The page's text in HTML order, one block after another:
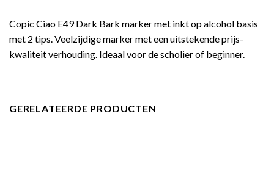
Copic Ciao E49 Dark Bark marker met inkt op alcohol basis
met 2 tips. Veelzijdige marker met een uitstekende prijs-
kwaliteit verhouding. Ideaal voor de scholier of beginner.
GERELATEERDE PRODUCTEN